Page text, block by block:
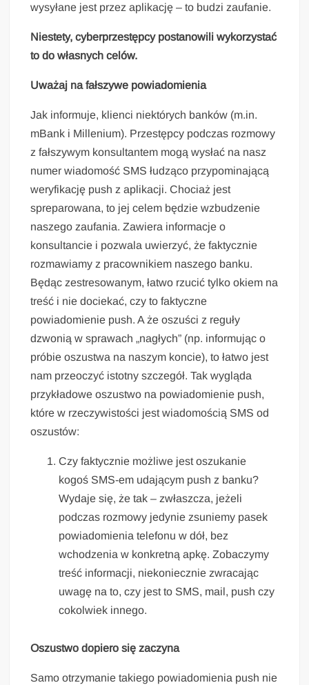
wysyłane jest przez aplikację – to budzi zaufanie.
Niestety, cyberprzestępcy postanowili wykorzystać
to do własnych celów.
Uważaj na fałszywe powiadomienia
Jak informuje, klienci niektórych banków (m.in.
mBank i Millenium). Przestępcy podczas rozmowy
z fałszywym konsultantem mogą wysłać na nasz
numer wiadomość SMS łudząco przypominającą
weryfikację push z aplikacji. Chociaż jest
spreparowana, to jej celem będzie wzbudzenie
naszego zaufania. Zawiera informacje o
konsultancie i pozwala uwierzyć, że faktycznie
rozmawiamy z pracownikiem naszego banku.
Będąc zestresowanym, łatwo rzucić tylko okiem na
treść i nie dociekać, czy to faktyczne
powiadomienie push. A że oszuści z reguły
dzwonią w sprawach „nagłych” (np. informując o
próbie oszustwa na naszym koncie), to łatwo jest
nam przeoczyć istotny szczegół. Tak wygląda
przykładowe oszustwo na powiadomienie push,
które w rzeczywistości jest wiadomością SMS od
oszustów:
Czy faktycznie możliwe jest oszukanie
kogoś SMS-em udającym push z banku?
Wydaje się, że tak – zwłaszcza, jeżeli
podczas rozmowy jedynie zsuniemy pasek
powiadomienia telefonu w dół, bez
wchodzenia w konkretną apkę. Zobaczymy
treść informacji, niekoniecznie zwracając
uwagę na to, czy jest to SMS, mail, push czy
cokolwiek innego.
Oszustwo dopiero się zaczyna
Samo otrzymanie takiego powiadomienia push nie